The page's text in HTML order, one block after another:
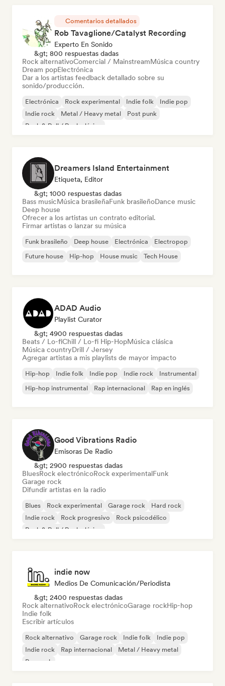
Comentarios detallados
Rob Tavaglione/Catalyst Recording
Experto En Sonido
&gt; 800 respuestas dadas
Rock alternativoComercial / MainstreamMúsica country
Dream popElectrónica
Dar a los artistas feedback detallado sobre su
sonido/producción.
Electrónica Rock experimental Indie folk
Indie pop
Indie rock
Metal / Heavy metal
Post punk
Rock & Roll / Rock clásico
Dreamers Island Entertainment
Etiqueta, Editor
&gt; 1000 respuestas dadas
Bass musicMúsica brasileñaFunk brasileñoDance music
Deep house
Ofrecer a los artistas un contrato editorial.
Firmar artistas o lanzar su música
Funk brasileño Deep house Electrónica
Electropop
Future house
Hip-hop House music Tech House
ADAD Audio
Playlist Curator
&gt; 4900 respuestas dadas
Beats / Lo-fiChill / Lo-fi Hip-HopMúsica clásica
Música countryDrill / Jersey
Agregar artistas a mis playlists de mayor impacto
Hip-hop Indie folk Indie pop Indie rock
Instrumental
Hip-hop instrumental
Rap internacional Rap en inglés
Good Vibrations Radio
Emisoras De Radio
&gt; 2900 respuestas dadas
BluesRock electrónicoRock experimentalFunk
Garage rock
Difundir artistas en la radio
Blues Rock experimental Garage rock
Hard rock
Indie rock
Rock progresivo
Rock psicodélico
Rock & Roll / Rock clásico
indie now
Medios De Comunicación/Periodista
&gt; 2400 respuestas dadas
Rock alternativoRock electrónicoGarage rockHip-hop
Indie folk
Escribir artículos
Rock alternativo Garage rock Indie folk
Indie pop
Indie rock
Rap internacional
Metal / Heavy metal
Pop rock